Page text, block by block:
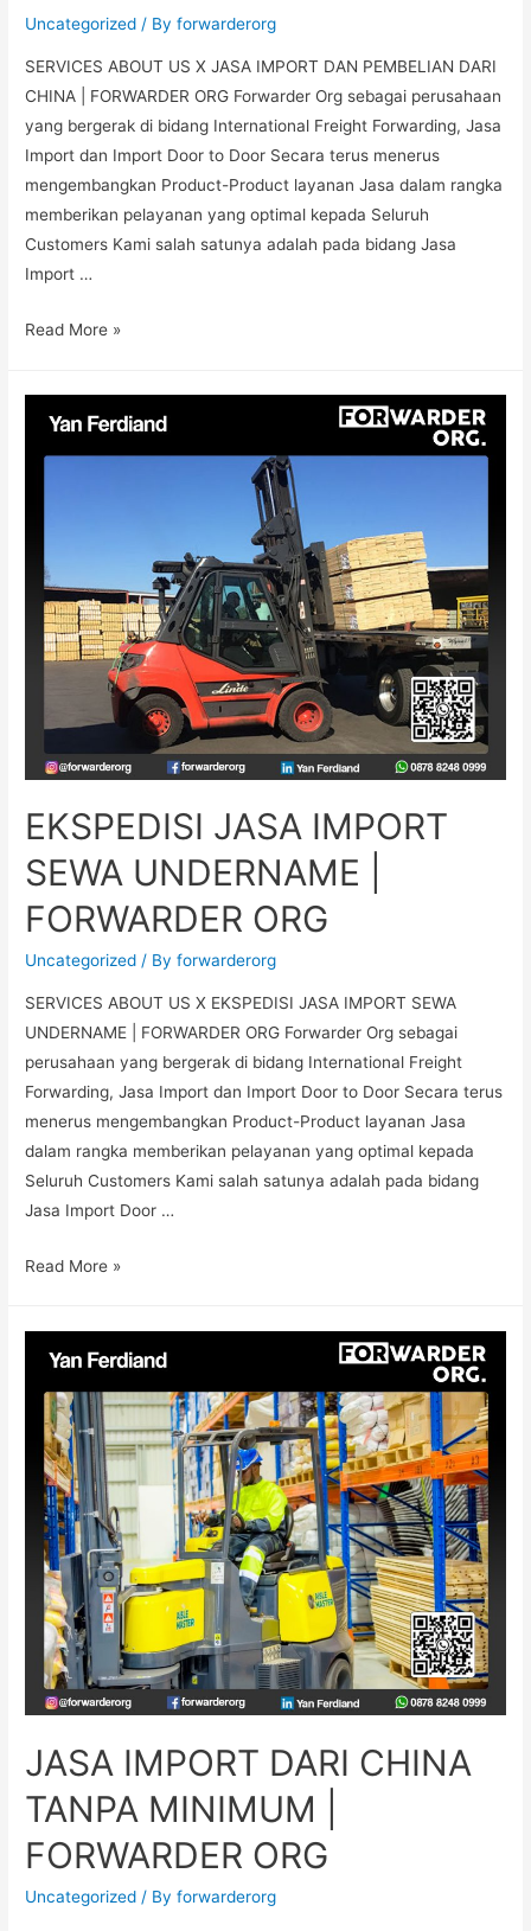
Uncategorized / Byforwarderorg
SERVICES ABOUT US X JASA IMPORT DAN PEMBELIAN DARI
CHINA | FORWARDER ORG Forwarder Org sebagai perusahaan
yang bergerak di bidang International Freight Forwarding, Jasa
Import dan Import Door to Door Secara terus menerus
mengembangkan Product-Product layanan Jasa dalam rangka
memberikan pelayanan yang optimal kepada Seluruh
Customers Kami salah satunya adalah pada bidang Jasa
Import …
Read More »
EKSPEDISI JASA IMPORT
SEWA UNDERNAME |
FORWARDER ORG
Uncategorized / Byforwarderorg
SERVICES ABOUT US X EKSPEDISI JASA IMPORT SEWA
UNDERNAME | FORWARDER ORG Forwarder Org sebagai
perusahaan yang bergerak di bidang International Freight
Forwarding, Jasa Import dan Import Door to Door Secara terus
menerus mengembangkan Product-Product layanan Jasa
dalam rangka memberikan pelayanan yang optimal kepada
Seluruh Customers Kami salah satunya adalah pada bidang
Jasa Import Door …
Read More »
JASA IMPORT DARI CHINA
TANPA MINIMUM |
FORWARDER ORG
Uncategorized / Byforwarderorg